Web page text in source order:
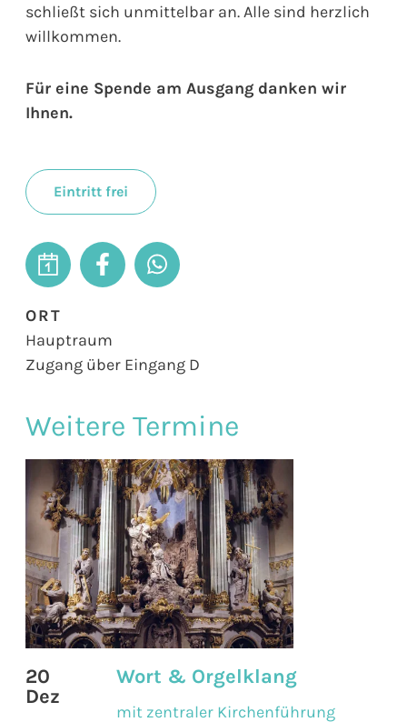
schließt sich unmittelbar an. Alle sind herzlich
willkommen.
Für eine Spende am Ausgang danken wir
Ihnen.
Eintritt frei
ORT
Hauptraum
Zugang über Eingang D
Weitere Termine
20
Dez
Wort & Orgelklang
mit zentraler Kirchenführung